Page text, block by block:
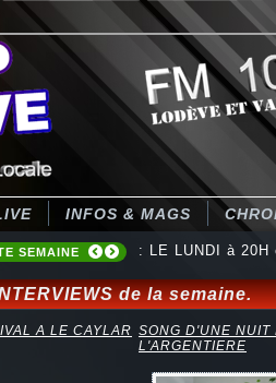
INFOS & MAGS
SEMAINE : LE LUNDI à
: Destination
de la semaine.
A LE CAYLAR SONG D'UNE NUIT
L'ARGENTIERE